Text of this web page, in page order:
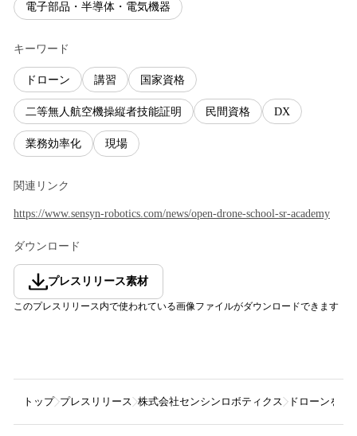
電子部品・半導体・電気機器
キーワード
ドローン 講習 国家資格
二等無人航空機操縦者技能証明 民間資格 DX
業務効率化 現場
関連リンク
https://www.sensyn-robotics.com/news/open-drone-school-sr-academy
ダウンロード
プレスリリース素材
このプレスリリース内で使われている画像ファイルがダウンロードできます
トップ プレスリリース 株式会社センシンロボティクス ドローンを活